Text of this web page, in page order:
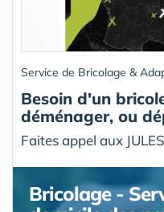
Service de Bricolage &
Besoin d'un
déménager, ou
Faites appel aux
Bricolage -